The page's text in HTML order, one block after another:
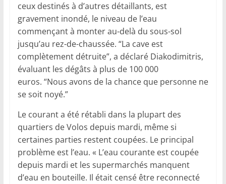
ceux destinés à d’autres détaillants, est
gravement inondé, le niveau de l’eau
commençant à monter au-delà du sous-sol
jusqu’au rez-de-chaussée. “La cave est
complètement détruite”, a déclaré Diakodimitris,
évaluant les dégâts à plus de 100 000
euros. “Nous avons de la chance que personne ne
se soit noyé.”
Le courant a été rétabli dans la plupart des
quartiers de Volos depuis mardi, même si
certaines parties restent coupées. Le principal
problème est l’eau. « L’eau courante est coupée
depuis mardi et les supermarchés manquent
d’eau en bouteille. Il était censé être reconnecté